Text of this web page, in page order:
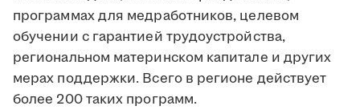
программах для медработников, целевом
обучении с гарантией трудоустройства,
региональном материнском капитале и других
мерах поддержки. Всего в регионе действует
более 200 таких программ.